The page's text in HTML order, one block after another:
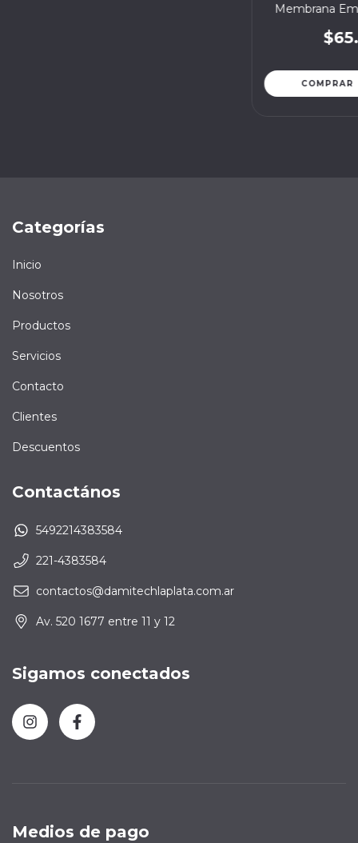
Membrana
Categorías
Inicio
Nosotros
Productos
Servicios
Contacto
Clientes
Descuentos
Contactános
5492214383584
221-4383584
contactos@damitechlaplata.com.ar
Av. 520 1677 entre 11 y 12
Sigamos conectados
Medios de pago